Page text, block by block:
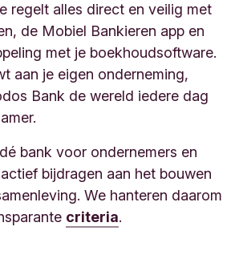
regelt alles direct en veilig met
de Mobiel Bankieren app en
met je boekhoudsoftware.
aan je eigen onderneming,
Bank de wereld iedere dag
bank voor ondernemers en
bijdragen aan het bouwen
We hanteren daarom
criteria.